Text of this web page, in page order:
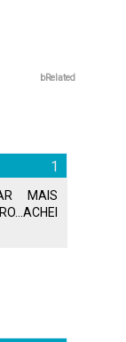
bRelated
MAIS